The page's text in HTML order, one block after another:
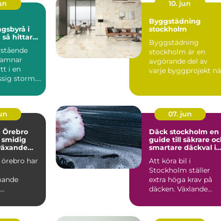
i
i en
storm.
10. jun
Byggstädning
stockholm
Byggstädning
stockholm är en
avgörande del av
varje byggprojekt
har
07. jun
Däck stockholm en
guide till säkrare
smartare däckval i
Att köra bil i
Stockholm ställer
extra höga krav på
däcken. Växlande
kökörning ...